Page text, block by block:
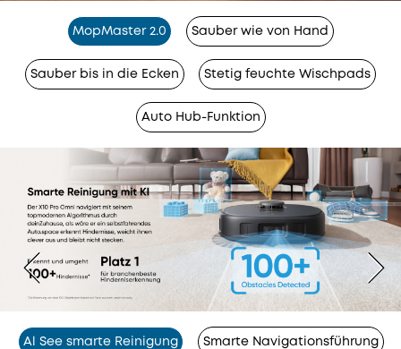
MopMaster 2.0 Sauber wie von Hand
Sauber bis in die Ecken Stetig feuchte Wischpads
Auto Hub-Funktion
Al See smarte Reinigung Smarte Navigationsführung